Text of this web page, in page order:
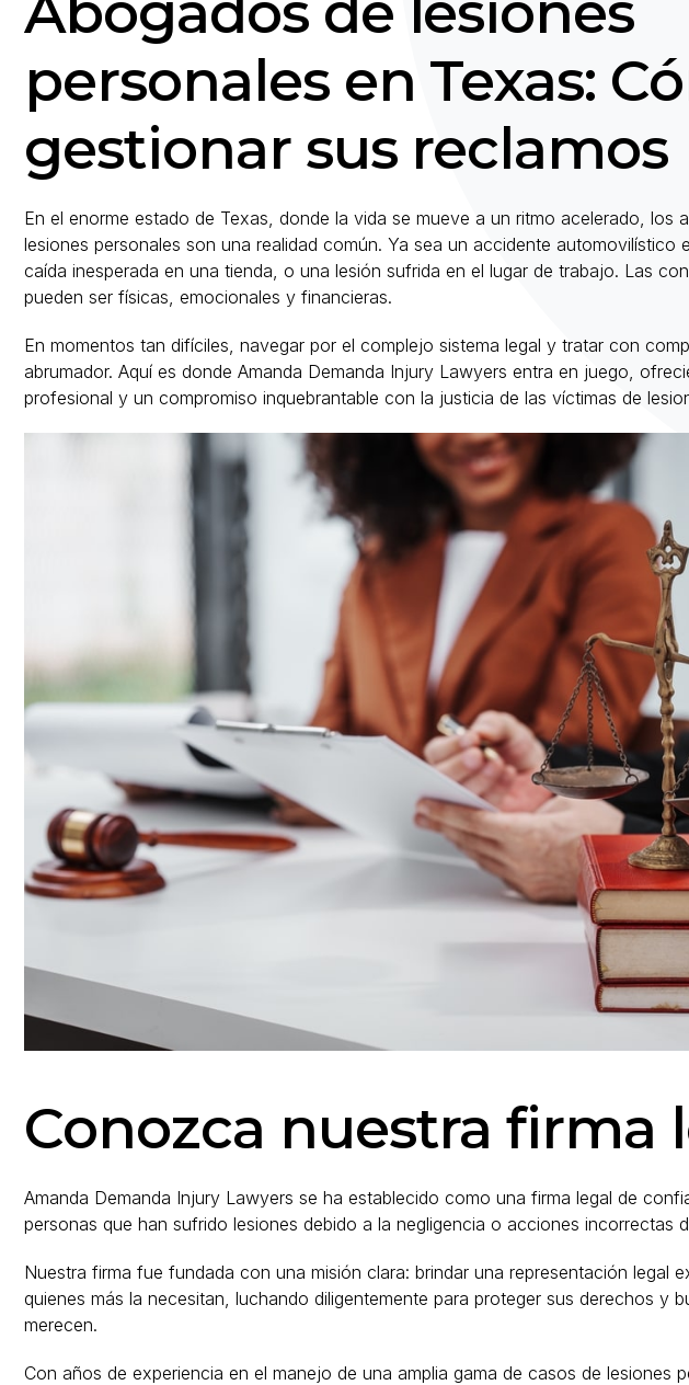
personales en Texas:
gestionar sus reclamos
En el enorme estado de Texas, donde la vida se mueve a un ritmo acelerado, los
lesiones personales son una realidad común. Ya sea un accidente automovilístico
caída inesperada en una tienda, o una lesión sufrida en el lugar de trabajo. Las
pueden ser físicas, emocionales y financieras.
En momentos tan difíciles, navegar por el complejo sistema legal y tratar con
abrumador. Aquí es donde Amanda Demanda Injury Lawyers entra en juego,
profesional y un compromiso inquebrantable con la justicia de las víctimas de
Conozca nuestra firma
Amanda Demanda Injury Lawyers se ha establecido como una firma legal de
personas que han sufrido lesiones debido a la negligencia o acciones incorrectas
Nuestra firma fue fundada con una misión clara: brindar una representación legal
quienes más la necesitan, luchando diligentemente para proteger sus derechos y
merecen.
Con años de experiencia en el manejo de una amplia gama de casos de lesiones